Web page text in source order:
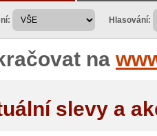
Hlasování:
na
slevy a